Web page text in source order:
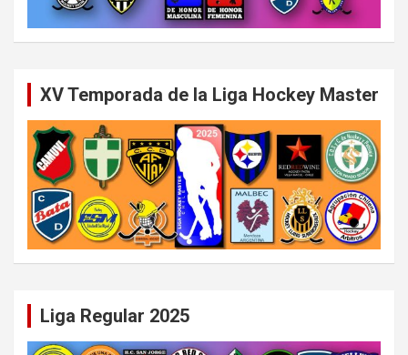
XV Temporada de la Liga Hockey Master
Liga Regular 2025